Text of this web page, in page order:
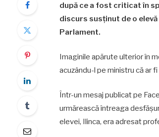
după ce a fost criticat în
discurs susținut de o
Parlament.
Imaginile apărute ulterior în
acuzându-l pe ministru că ar
Într-un mesaj publicat pe
urmărească întreaga
elevei, Ilinca, era adresat